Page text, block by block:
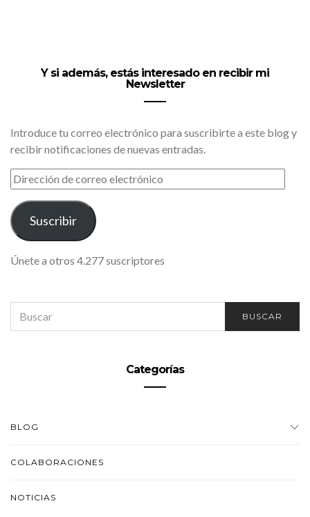
Y si además, estás interesado en recibir mi
Newsletter
Introduce tu correo electrónico para suscribirte a este blog y
recibir notificaciones de nuevas entradas.
DIRECCIÓN
DE
CORREO
ELECTRÓNICO
Suscribir
Únete a otros 4.277 suscriptores
FOR:
BUSCAR
Categorías
BLOG
COLABORACIONES
NOTICIAS